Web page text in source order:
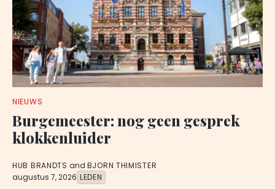
NIEUWS
Burgemeester: nog geen gesprek
klokkenluider
HUB BRANDTS and BJORN THIMISTER
augustus 7, 2026 LEDEN